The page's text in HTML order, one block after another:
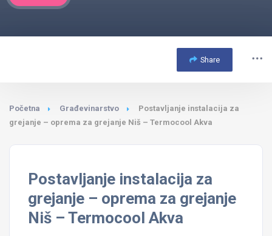
Share
Početna Građevinarstvo
Postavljanje instalacija za
grejanje – oprema za grejanje Niš – Termocool Akva
Postavljanje instalacija za
grejanje – oprema za grejanje
Niš – Termocool Akva